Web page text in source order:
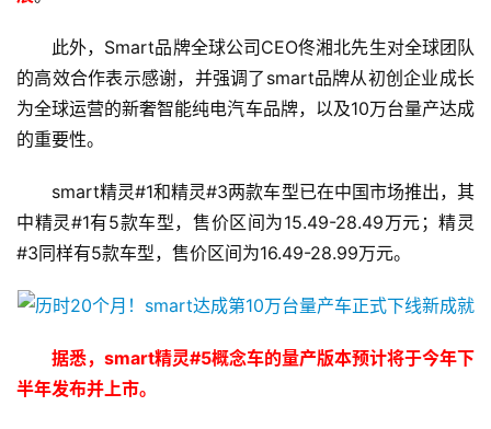
此外，Smart品牌全球公司CEO佟湘北先生对全球团队
的高效合作表示感谢，并强调了smart品牌从初创企业成长
为全球运营的新奢智能纯电汽车品牌，以及10万台量产达成
的重要性。
smart精灵#1和精灵#3两款车型已在中国市场推出，其
中精灵#1有5款车型，售价区间为15.49-28.49万元；精灵
#3同样有5款车型，售价区间为16.49-28.99万元。
据悉，smart精灵#5概念车的量产版本预计将于今年下
半年发布并上市。